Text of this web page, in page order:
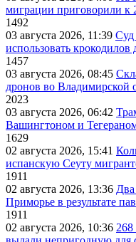
миграции приговорили к
1492
03 августа 2026, 11:39 Суд
использовать
1457
03 августа 2026, 08:45
дронов во Владимирской
2023
03 августа 2026, 06:42
Вашингтоном и
1629
02 августа 2026, 15:41
испанскую Сеуту
1911
02 августа 2026, 13:36 Два
Приморье в результате
1911
02 августа 2026, 10:36